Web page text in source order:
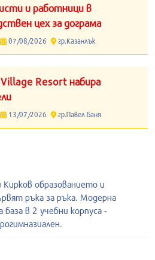
и работници в
цех за дограма
07/08/2026 гр.Казанлък
Resort набира
13/07/2026 гр.Павел Баня
Кирков образованието и
ръка за ръка. Модерна
база в 2 учебни корпуса -